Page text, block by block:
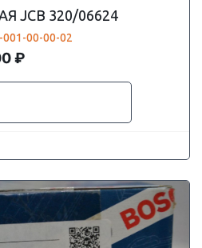
JCB 320/06624
00-00-02
₽